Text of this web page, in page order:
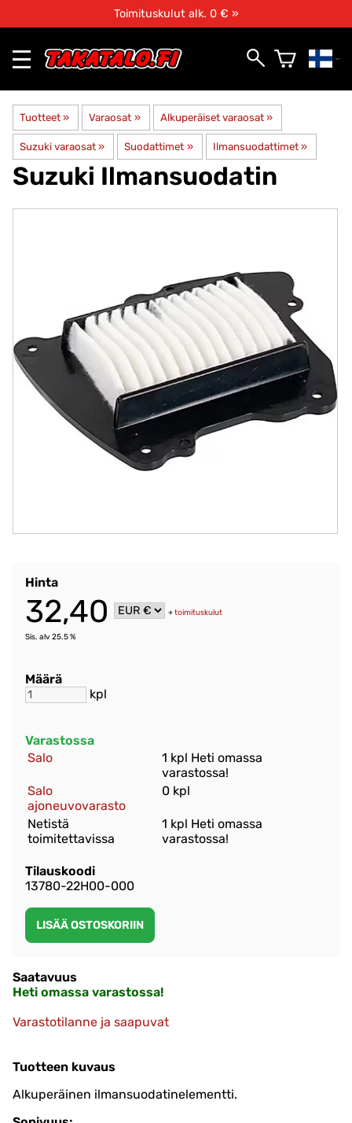
Toimituskulut alk. 0 € »
Tuotteet ‪» Varaosat ‪» Alkuperäiset varaosat ‪»
Suzuki varaosat ‪» Suodattimet ‪» Ilmansuodattimet ‪»
Suzuki Ilmansuodatin
Hinta
32,40 +toimituskulut
Sis. alv 25.5 %
Määrä
kpl
Varastossa
Salo
1 kpl Heti omassa
varastossa!
Salo
ajoneuvovarasto
0 kpl
Netistä
toimitettavissa
1 kpl Heti omassa
varastossa!
Tilauskoodi
13780-22H00-000
Saatavuus
Heti omassa varastossa!
Varastotilanne ja saapuvat
Tuotteen kuvaus
Alkuperäinen ilmansuodatinelementti.